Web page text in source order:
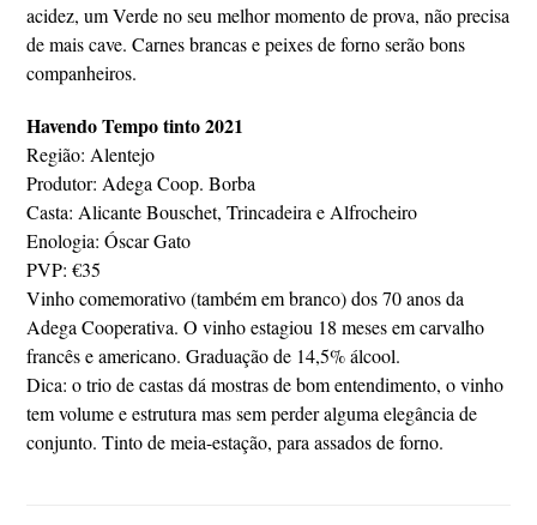
acidez, um Verde no seu melhor momento de prova, não precisa
de mais cave. Carnes brancas e peixes de forno serão bons
companheiros.
Havendo Tempo tinto 2021
Região: Alentejo
Produtor: Adega Coop. Borba
Casta: Alicante Bouschet, Trincadeira e Alfrocheiro
Enologia: Óscar Gato
PVP: €35
Vinho comemorativo (também em branco) dos 70 anos da
Adega Cooperativa. O vinho estagiou 18 meses em carvalho
francês e americano. Graduação de 14,5% álcool.
Dica: o trio de castas dá mostras de bom entendimento, o vinho
tem volume e estrutura mas sem perder alguma elegância de
conjunto. Tinto de meia-estação, para assados de forno.